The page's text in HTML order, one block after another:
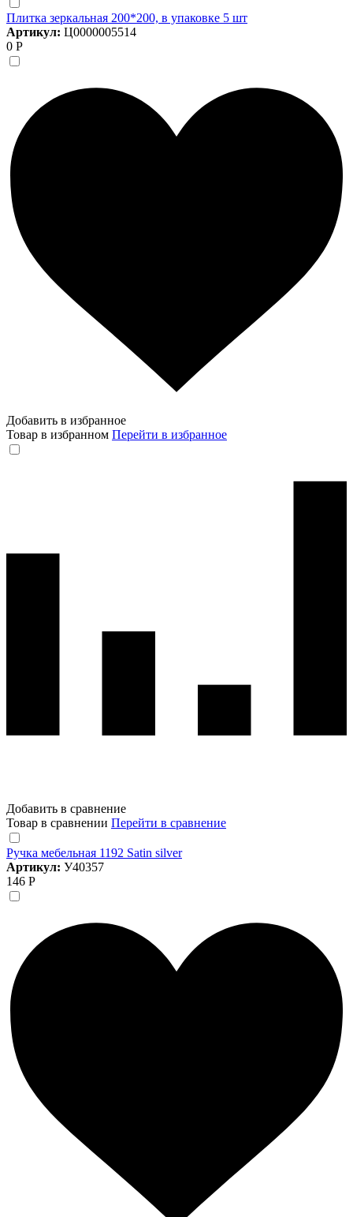
Плитка зеркальная 200*200, в упаковке 5 шт
Артикул: Ц0000005514
0 Р
Добавить в избранное
Товар в избранном Перейти в избранное
Добавить в сравнение
Товар в сравнении Перейти в сравнение
Ручка мебельная 1192 Satin silver
Артикул: У40357
146 Р